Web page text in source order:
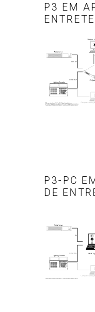
P3 EM
P3-PC
DE